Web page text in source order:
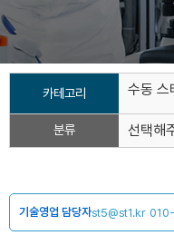
카테고리 수동 스
분류 선택해
기술영업 담당자st5@st1.kr